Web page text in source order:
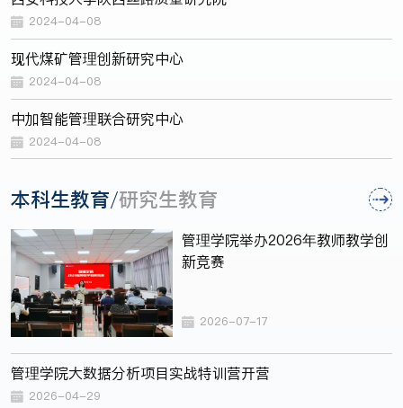
2024-04-08
现代煤矿管理创新研究中心
2024-04-08
中加智能管理联合研究中心
2024-04-08
本科生教育/研究生教育
管理学院举办2026年教师教学创
新竞赛
2026-07-17
管理学院大数据分析项目实战特训营开营
2026-04-29